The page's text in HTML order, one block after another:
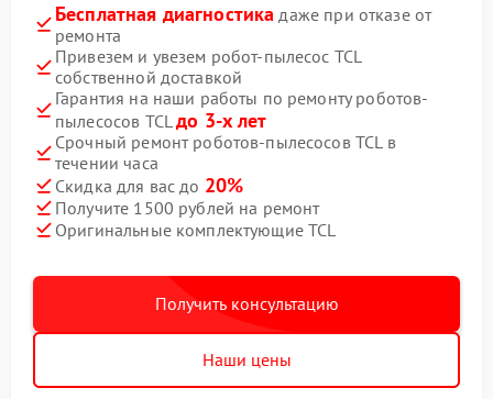
Бесплатная диагностика даже при отказе от
ремонта
Привезем и увезем робот-пылесос TCL
собственной доставкой
Гарантия на наши работы по ремонту роботов-
пылесосов TCLдо 3-х лет
Срочный ремонт роботов-пылесосов TCL в
течении часа
Скидка для вас до 20%
Получите 1500 рублей на ремонт
Оригинальные комплектующие TCL
Получить консультацию
Наши цены